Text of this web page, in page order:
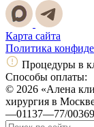
Карта сайта
Политика
Процедуры в
Способы оплаты:
© 2026 «Алена
хирургия в
—01137—77/